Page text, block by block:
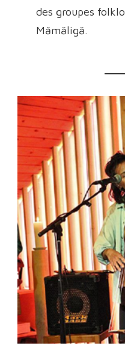
des groupes
Mămăligă.